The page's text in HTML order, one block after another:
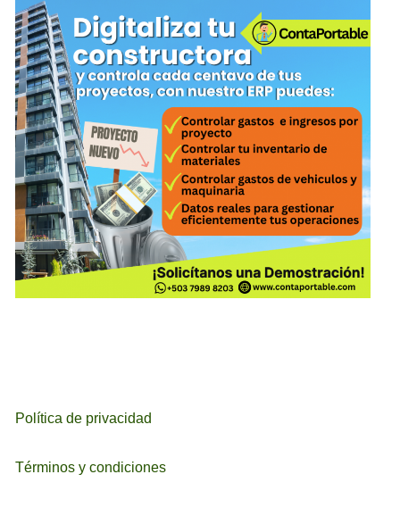
Política de privacidad
Términos y condiciones